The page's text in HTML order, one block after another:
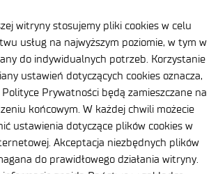
witryny stosujemy pliki cookies w celu
usług na najwyższym poziomie, w tym w
do indywidualnych potrzeb. Korzystanie
ustawień dotyczących cookies oznacza,
Prywatności będą zamieszczane na
końcowym. W każdej chwili możecie
ustawienia dotyczące plików cookies w
Akceptacja niezbędnych plików
do prawidłowego działania witryny.